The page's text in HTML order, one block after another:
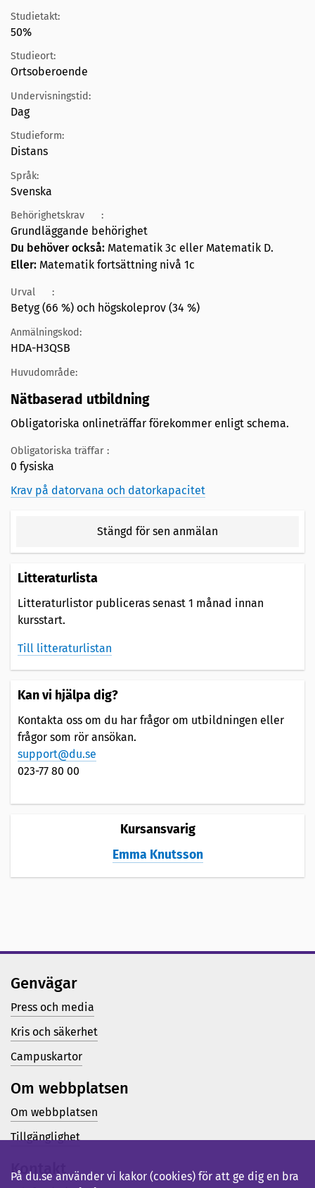
Studietakt:
50%
Studieort:
Ortsoberoende
Undervisningstid:
Dag
Studieform:
Distans
Språk:
Svenska
Behörighetskrav :
Grundläggande behörighet
Du behöver också: Matematik 3c eller Matematik D.
Eller: Matematik fortsättning nivå 1c
Urval :
Betyg (66 %) och högskoleprov (34 %)
Anmälningskod:
HDA-H3QSB
Huvudområde:
Nätbaserad utbildning
Obligatoriska onlineträffar förekommer enligt schema.
Obligatoriska träffar :
0 fysiska
Krav på datorvana och datorkapacitet
Stängd för sen anmälan
Litteraturlista
Litteraturlistor publiceras senast 1 månad innan
kursstart.
Till litteraturlistan
Kan vi hjälpa dig?
Kontakta oss om du har frågor om utbildningen eller
frågor som rör ansökan.
support@du.se
023-77 80 00
Kursansvarig
Emma Knutsson
Genvägar
Press och media
Kris och säkerhet
Campuskartor
Om webbplatsen
Om webbplatsen
Tillgänglighet
Kontakt
På du.se använder vi kakor (cookies) för att ge dig en bra